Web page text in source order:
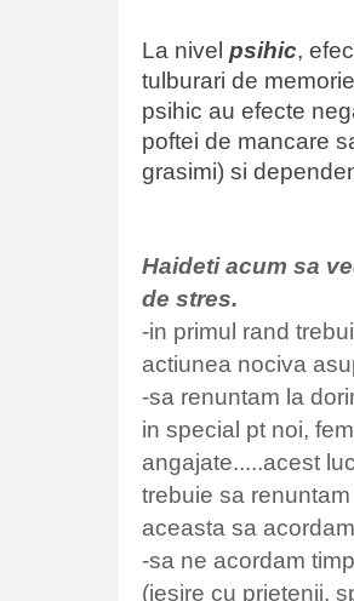
La nivel psihic,
tulburari de
psihic au efecte
poftei de mancare
grasimi) si
Haideti acum sa
de stres.
-in primul rand
actiunea nociva
-sa renuntam la
in special pt noi,
angajate.....acest
trebuie sa
aceasta sa
-sa ne acordam
(iesire cu prietenii,